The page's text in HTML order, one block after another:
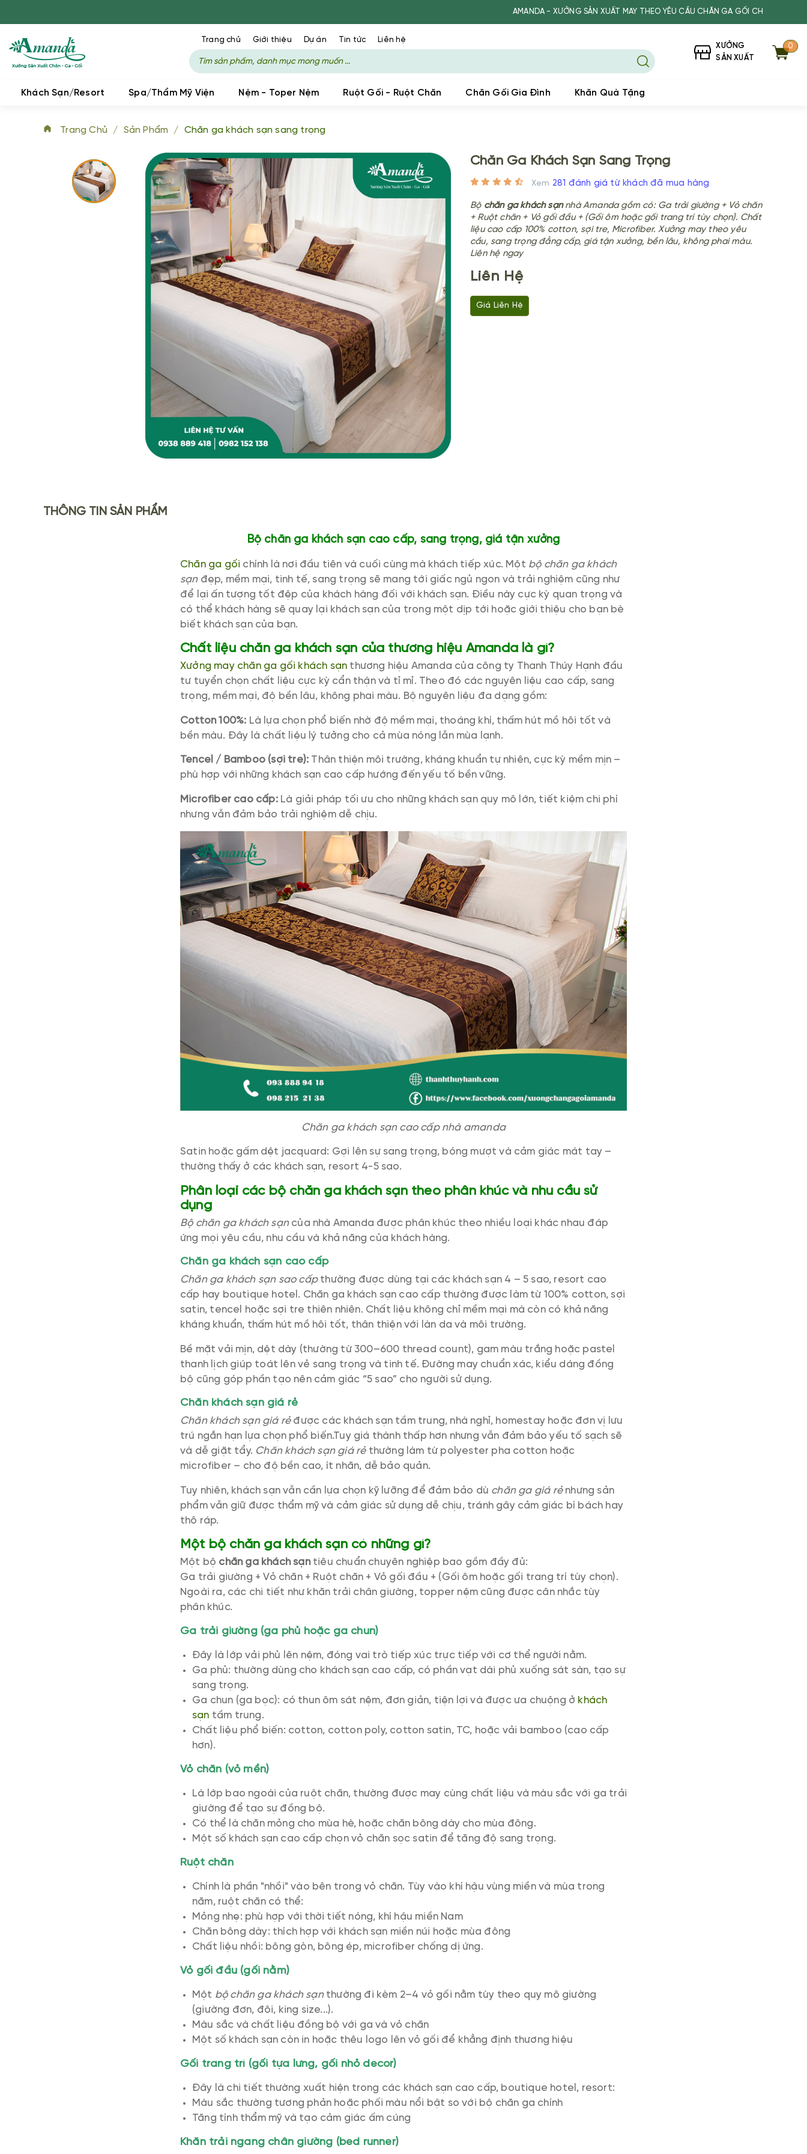
AMANDA - XƯỞNG SẢN XUẤT MAY THEO YÊU CẦU CHĂN GA GỐI CHO KHÁCH SẠN, SPA,
Trang chủ Giới thiệu Dự án Tin tức Liên hệ
XƯỞNG
SẢN XUẤT
0
Khách Sạn/Resort Spa/Thẩm Mỹ Viện Nệm - Toper Nệm Ruột Gối - Ruột Chăn Chăn Gối Gia Đình Khăn Quà Tặng
Trang Chủ / Sản Phẩm / Chăn ga khách sạn sang trọng
Chăn Ga Khách Sạn Sang Trọng
Xem 281 đánh giá từ khách đã mua hàng
Bộ chăn ga khách sạnnhà Amanda gồm có: Ga trải giường + Vỏ chăn
+ Ruột chăn + Vỏ gối đầu + (Gối ôm hoặc gối trang trí tùy chọn). Chất
liệu cao cấp 100% cotton, sợi tre, Microfiber. Xưởng may theo yêu
cầu, sang trọng đẳng cấp, giá tận xưởng, bền lâu, không phai màu.
Liên hệ ngay
Liên Hệ
Giá Liên Hệ
THÔNG TIN SẢN PHẨM
Bộ chăn ga khách sạn cao cấp, sang trọng, giá tận xưởng
Chăn ga gối chính là nơi đầu tiên và cuối cùng mà khách tiếp xúc. Một bộ chăn ga khách
sạnđẹp, mềm mại, tinh tế, sang trọng sẽ mang tới giấc ngủ ngon và trải nghiệm cũng như
để lại ấn tượng tốt đệp của khách hàng đối với khách sạn. Điều này cực kỳ quan trọng và
có thể khách hàng sẽ quay lại khách sạn của trong một dịp tới hoặc giới thiệu cho bạn bè
biết khách sạn của bạn.
Chất liệu chăn ga khách sạn của thương hiệu Amanda là gì?
Xưởng may chăn ga gối khách sạn thương hiệu Amanda của công ty Thanh Thúy Hạnh đầu
tư tuyển chọn chất liệu cực kỳ cẩn thận và tỉ mỉ. Theo đó các nguyên liệu cao cấp, sang
trọng, mềm mại, độ bền lâu, không phai màu. Bộ nguyên liệu đa dạng gồm:
Cotton 100%: Là lựa chọn phổ biến nhờ độ mềm mại, thoáng khí, thấm hút mồ hôi tốt và
bền màu. Đây là chất liệu lý tưởng cho cả mùa nóng lẫn mùa lạnh.
Tencel / Bamboo (sợi tre): Thân thiện môi trường, kháng khuẩn tự nhiên, cực kỳ mềm mịn –
phù hợp với những khách sạn cao cấp hướng đến yếu tố bền vững.
Microfiber cao cấp:Là giải pháp tối ưu cho những khách sạn quy mô lớn, tiết kiệm chi phí
nhưng vẫn đảm bảo trải nghiệm dễ chịu.
Chăn ga khách sạn cao cấp nhà amanda
Satin hoặc gấm dệt jacquard: Gợi lên sự sang trọng, bóng mượt và cảm giác mát tay –
thường thấy ở các khách sạn, resort 4-5 sao.
Phân loại các bộ chăn ga khách sạn theo phân khúc và nhu cầu sử
dụng
Bộ chăn ga khách sạncủa nhà Amanda được phân khúc theo nhiều loại khác nhau đáp
ứng mọi yêu cầu, nhu cầu và khả năng của khách hàng.
Chăn ga khách sạn cao cấp
Chăn ga khách sạn sao cấp thường được dùng tại các khách sạn 4 – 5 sao, resort cao
cấp hay boutique hotel. Chăn ga khách sạn cao cấp thường được làm từ 100% cotton, sợi
satin, tencel hoặc sợi tre thiên nhiên. Chất liệu không chỉ mềm mại mà còn có khả năng
kháng khuẩn, thấm hút mồ hôi tốt, thân thiện với làn da và môi trường.
Bề mặt vải mịn, dệt dày (thường từ 300–600 thread count), gam màu trắng hoặc pastel
thanh lịch giúp toát lên vẻ sang trọng và tinh tế. Đường may chuẩn xác, kiểu dáng đồng
bộ cũng góp phần tạo nên cảm giác “5 sao” cho người sử dụng.
Chăn khách sạn giá rẻ
Chăn khách sạn giá rẻ được các khách sạn tầm trung, nhà nghỉ, homestay hoặc đơn vị lưu
trú ngắn hạn lựa chọn phổ biến.Tuy giá thành thấp hơn nhưng vẫn đảm bảo yếu tố sạch sẽ
và dễ giặt tẩy. Chăn khách sạn giá rẻthường làm từ polyester pha cotton hoặc
microfiber – cho độ bền cao, ít nhăn, dễ bảo quản.
Tuy nhiên, khách sạn vẫn cần lựa chọn kỹ lưỡng để đảm bảo dù chăn ga giá rẻ nhưng sản
phẩm vẫn giữ được thẩm mỹ và cảm giác sử dụng dễ chịu, tránh gây cảm giác bí bách hay
thô ráp.
Một bộ chăn ga khách sạn có những gì?
Một bộ chăn ga khách sạntiêu chuẩn chuyên nghiệp bao gồm đầy đủ:
Ga trải giường + Vỏ chăn + Ruột chăn + Vỏ gối đầu + (Gối ôm hoặc gối trang trí tùy chọn).
Ngoài ra, các chi tiết như khăn trải chân giường, topper nệm cũng được cân nhắc tùy
phân khúc.
Ga trải giường (ga phủ hoặc ga chun)
Đây là lớp vải phủ lên nệm, đóng vai trò tiếp xúc trực tiếp với cơ thể người nằm.
Ga phủ: thường dùng cho khách sạn cao cấp, có phần vạt dài phủ xuống sát sàn, tạo sự
sang trọng.
Ga chun (ga bọc): có thun ôm sát nệm, đơn giản, tiện lợi và được ưa chuộng ở khách
sạn tầm trung.
Chất liệu phổ biến: cotton, cotton poly, cotton satin, TC, hoặc vải bamboo (cao cấp
hơn).
Vỏ chăn (vỏ mền)
Là lớp bao ngoài của ruột chăn, thường được may cùng chất liệu và màu sắc với ga trải
giường để tạo sự đồng bộ.
Có thể là chăn mỏng cho mùa hè, hoặc chăn bông dày cho mùa đông.
Một số khách sạn cao cấp chọn vỏ chăn sọc satin để tăng độ sang trọng.
Ruột chăn
Chính là phần "nhồi" vào bên trong vỏ chăn. Tùy vào khí hậu vùng miền và mùa trong
năm, ruột chăn có thể:
Mỏng nhẹ: phù hợp với thời tiết nóng, khí hậu miền Nam
Chăn bông dày: thích hợp với khách sạn miền núi hoặc mùa đông
Chất liệu nhồi: bông gòn, bông ép, microfiber chống dị ứng.
Vỏ gối đầu (gối nằm)
Một bộ chăn ga khách sạnthường đi kèm 2–4 vỏ gối nằm tùy theo quy mô giường
(giường đơn, đôi, king size...).
Màu sắc và chất liệu đồng bộ với ga và vỏ chăn
Một số khách sạn còn in hoặc thêu logo lên vỏ gối để khẳng định thương hiệu
Gối trang trí (gối tựa lưng, gối nhỏ decor)
Đây là chi tiết thường xuất hiện trong các khách sạn cao cấp, boutique hotel, resort:
Màu sắc thường tương phản hoặc phối màu nổi bật so với bộ chăn ga chính
Tăng tính thẩm mỹ và tạo cảm giác ấm cúng
Khăn trải ngang chân giường (bed runner)